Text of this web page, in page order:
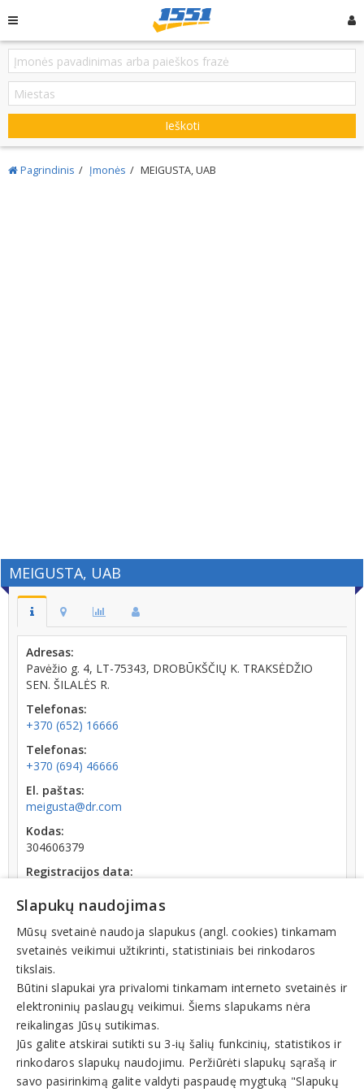
Ieškoti
Pagrindinis Įmonės MEIGUSTA, UAB
MEIGUSTA, UAB
Adresas:
Pavėžio g. 4, LT-75343, DROBŪKŠČIŲ K. TRAKSĖDŽIO
SEN. ŠILALĖS R.
Telefonas:
+370 (652) 16666
Telefonas:
+370 (694) 46666
El. paštas:
meigusta@dr.com
Kodas:
304606379
Registracijos data:
Darbuotojų skaičius:
iki 10 darbuotojų
Apyvarta:
127 307 €, pelnas po mokesčių 3,0 % (2025 m.)
Veiklos sritys
Slapukų naudojimas
Mūsų svetainė naudoja slapukus (angl. cookies) tinkamam
svetainės veikimui užtikrinti, statistiniais bei rinkodaros
tikslais.
Būtini slapukai yra privalomi tinkamam interneto svetainės ir
elektroninių paslaugų veikimui. Šiems slapukams nėra
reikalingas Jūsų sutikimas.
Jūs galite atskirai sutikti su 3-ių šalių funkcinių, statistikos ir
rinkodaros slapukų naudojimu. Peržiūrėti slapukų sąrašą ir
savo pasirinkimą galite valdyti paspaudę mygtuką "Slapukų